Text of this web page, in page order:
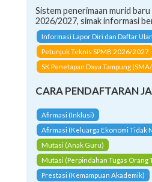
Sistem penerimaan murid
2026/2027, simak informasi
Informasi Lapor Diri dan Daftar
Petunjuk Teknis SPMB 2026/2027
SK Penetapan Daya Tampung
CARA PENDAFTARAN
Afirmasi (Inklusi)
Afirmasi (Keluarga Ekonomi Tidak
Mutasi (Anak Guru)
Mutasi (Perpindahan Tugas Orang
Prestasi (Kemampuan Akademik)